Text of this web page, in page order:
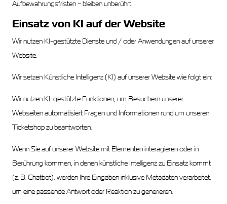
Aufbewahrungsfristen – bleiben unberührt.
Einsatz von KI auf der Website
Wir nutzen KI-gestützte Dienste und / oder Anwendungen auf unserer
Website.
Wir setzen Künstliche Intelligenz (KI) auf unserer Website wie folgt ein:
Wir nutzen KI-gestützte Funktionen, um Besuchern unserer
Webseiten automatisiert Fragen und Informationen rund um unseren
Ticketshop zu beantworten.
Wenn Sie auf unserer Website mit Elementen interagieren oder in
Berührung kommen, in denen künstliche Intelligenz zu Einsatz kommt
(z. B. Chatbot), werden Ihre Eingaben inklusive Metadaten verarbeitet,
um eine passende Antwort oder Reaktion zu generieren.